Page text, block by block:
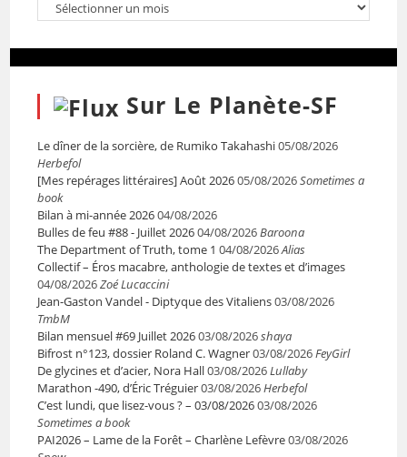
Sur Le Planète-SF
Le dîner de la sorcière, de Rumiko Takahashi05/08/2026
Herbefol
[Mes repérages littéraires] Août 202605/08/2026Sometimes a
book
Bilan à mi-année 202604/08/2026
Bulles de feu #88 - Juillet 202604/08/2026Baroona
The Department of Truth, tome 1 04/08/2026Alias
Collectif – Éros macabre, anthologie de textes et d’images
04/08/2026Zoé Lucaccini
Jean-Gaston Vandel - Diptyque des Vitaliens03/08/2026
TmbM
Bilan mensuel #69 Juillet 202603/08/2026shaya
Bifrost n°123, dossier Roland C. Wagner03/08/2026FeyGirl
De glycines et d’acier, Nora Hall03/08/2026Lullaby
Marathon -490, d’Éric Tréguier03/08/2026Herbefol
C’est lundi, que lisez-vous ? – 03/08/202603/08/2026
Sometimes a book
PAI2026 – Lame de la Forêt – Charlène Lefèvre03/08/2026